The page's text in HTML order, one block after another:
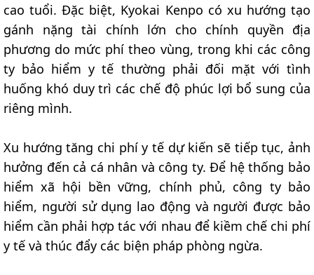
cao tuổi. Đặc biệt, Kyokai Kenpo có xu hướng tạo
gánh nặng tài chính lớn cho chính quyền địa
phương do mức phí theo vùng, trong khi các công
ty bảo hiểm y tế thường phải đối mặt với tình
huống khó duy trì các chế độ phúc lợi bổ sung của
riêng mình.
Xu hướng tăng chi phí y tế dự kiến sẽ tiếp tục, ảnh
hưởng đến cả cá nhân và công ty. Để hệ thống bảo
hiểm xã hội bền vững, chính phủ, công ty bảo
hiểm, người sử dụng lao động và người được bảo
hiểm cần phải hợp tác với nhau để kiềm chế chi phí
y tế và thúc đẩy các biện pháp phòng ngừa.